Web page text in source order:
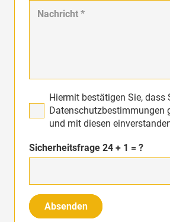
Hiermit bestätigen Sie, dass
Datenschutzbestimmungen
und mit diesen
Sicherheitsfrage 24 + 1 = ?
Absenden